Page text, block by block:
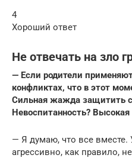
4
Хороший ответ
Не отвечать на зло
— Если родители
конфликтах, что в этот
Сильная жажда защитить
Невоспитанность? Высокая
— Я думаю, что все вместе.
агрессивно, как правило,